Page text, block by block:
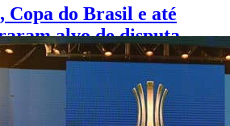
Copa do Brasil e até
alvo de disputa
em 2016